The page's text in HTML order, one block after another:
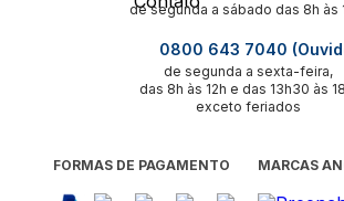
de segunda a sábado das 8h às
0800 643 7040
de segunda a sexta-feira,
das 8h às 12h e das 13h30 às
exceto feriados
FORMAS DE PAGAMENTO MARCAS